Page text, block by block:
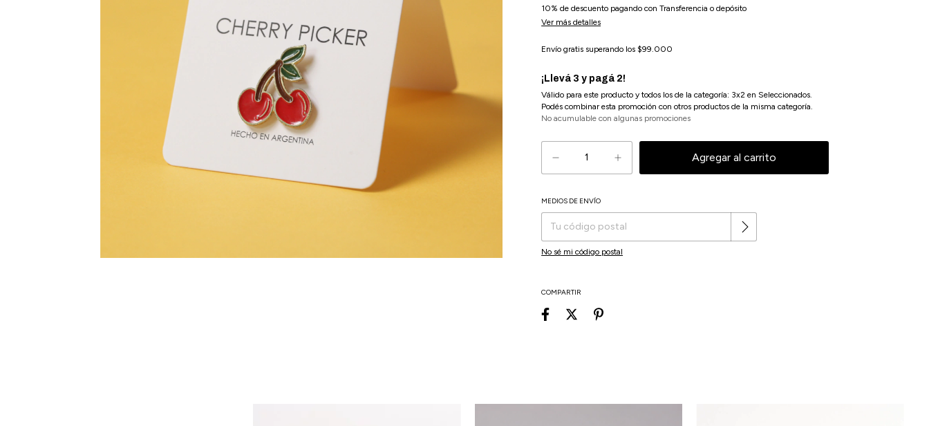
10% de descuento pagando con Transferencia o depósito
Ver más detalles
Envío gratis superando los $99.000
¡Llevá 3 y pagá 2!
Válido para este producto y todos los de la categoría: 3x2 en Seleccionados.
Podés combinar esta promoción con otros productos de la misma categoría.
No acumulable con algunas promociones
Entregas para el CP:
MEDIOS DE ENVÍO
No sé mi código postal
COMPARTIR